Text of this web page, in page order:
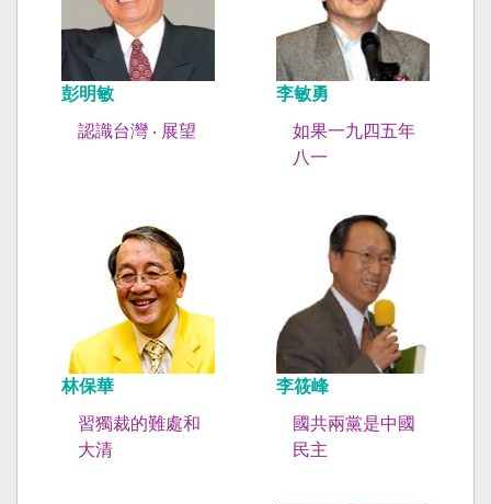
彭明敏
認識台灣 ‧ 展望
李敏勇
如果一九四五年
八一
林保華
習獨裁的難處和
大清
李筱峰
國共兩黨是中國
民主